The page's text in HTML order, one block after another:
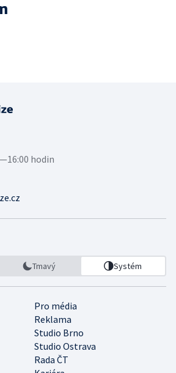
hodin
Tmavý Systém
Pro média
Reklama
Studio Brno
Studio Ostrava
Rada ČT